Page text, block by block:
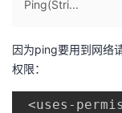
主
页
的
开
Ping(Stri...
因为ping要用到网络
权限：
<uses-